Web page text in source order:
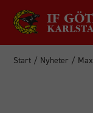
Start / Nyheter /